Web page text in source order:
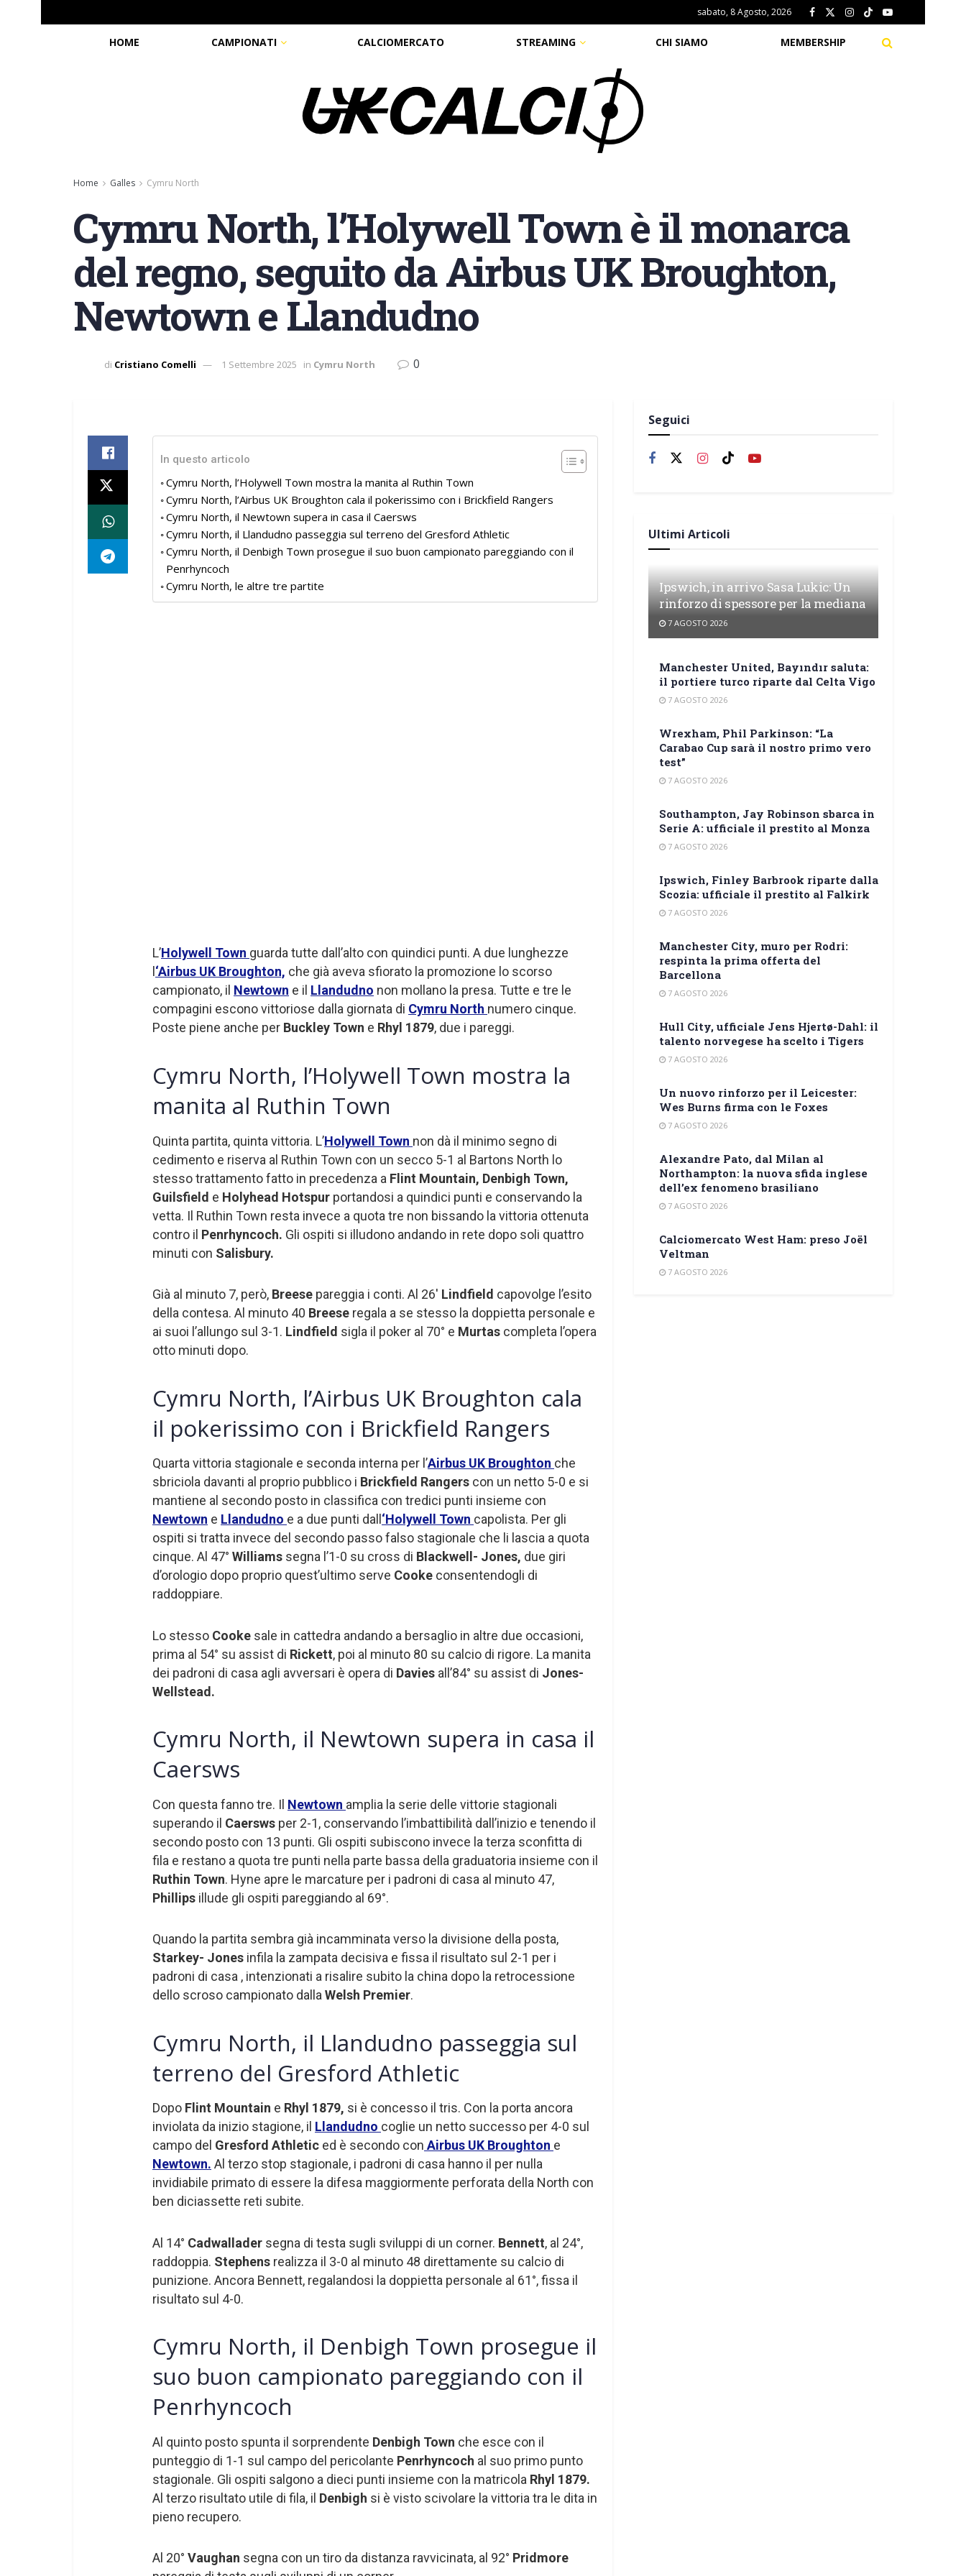
sabato, 8 Agosto, 2026
HOME CAMPIONATI CALCIOMERCATO STREAMING CHI SIAMO MEMBERSHIP
Home Galles Cymru North
Cymru North, l’Holywell Town è il monarca
del regno, seguito da Airbus UK Broughton,
Newtown e Llandudno
di Cristiano Comelli 1 Settembre 2025 in Cymru North 0
In questo articolo
Cymru North, l’Holywell Town mostra la manita al Ruthin Town
Cymru North, l’Airbus UK Broughton cala il pokerissimo con i Brickfield Rangers
Cymru North, il Newtown supera in casa il Caersws
Cymru North, il Llandudno passeggia sul terreno del Gresford Athletic
Cymru North, il Denbigh Town prosegue il suo buon campionato pareggiando con il
Penrhyncoch
Cymru North, le altre tre partite
L’Holywell Town guarda tutte dall’alto con quindici punti. A due lunghezze
‘Airbus UK Broughton, che già aveva sfiorato la promozione lo scorso
campionato, il Newtown e il Llandudno non mollano la presa. Tutte e tre le
compagini escono vittoriose dalla giornata di Cymru North numero cinque.
Poste piene anche per Buckley Town e Rhyl 1879, due i pareggi.
Cymru North, l’Holywell Town mostra la
manita al Ruthin Town
Quinta partita, quinta vittoria. L’Holywell Town non dà il minimo segno di
cedimento e riserva al Ruthin Town con un secco 5-1 al Bartons North lo
stesso trattamento fatto in precedenza a Flint Mountain, Denbigh Town,
Guilsfield e Holyhead Hotspur portandosi a quindici punti e conservando la
vetta. Il Ruthin Town resta invece a quota tre non bissando la vittoria ottenuta
contro il Penrhyncoch. Gli ospiti si illudono andando in rete dopo soli quattro
minuti con Salisbury.
Già al minuto 7, però, Breese pareggia i conti. Al 26′ Lindfield capovolge l’esito
della contesa. Al minuto 40 Breese regala a se stesso la doppietta personale e
ai suoi l’allungo sul 3-1. Lindfield sigla il poker al 70° e Murtas completa l’opera
otto minuti dopo.
Cymru North, l’Airbus UK Broughton cala
il pokerissimo con i Brickfield Rangers
Quarta vittoria stagionale e seconda interna per l’Airbus UK Broughton che
sbriciola davanti al proprio pubblico i Brickfield Rangers con un netto 5-0 e si
mantiene al secondo posto in classifica con tredici punti insieme con
Newtown e Llandudno e a due punti dall ‘Holywell Town capolista. Per gli
ospiti si tratta invece del secondo passo falso stagionale che li lascia a quota
cinque. Al 47° Williams segna l’1-0 su cross di Blackwell- Jones, due giri
d’orologio dopo proprio quest’ultimo serve Cooke consentendogli di
raddoppiare.
Lo stesso Cooke sale in cattedra andando a bersaglio in altre due occasioni,
prima al 54° su assist di Rickett, poi al minuto 80 su calcio di rigore. La manita
dei padroni di casa agli avversari è opera di Davies all’84° su assist di Jones-
Wellstead.
Cymru North, il Newtown supera in casa il
Caersws
Con questa fanno tre. Il Newtown amplia la serie delle vittorie stagionali
superando il Caersws per 2-1, conservando l’imbattibilità dall’inizio e tenendo il
secondo posto con 13 punti. Gli ospiti subiscono invece la terza sconfitta di
fila e restano a quota tre punti nella parte bassa della graduatoria insieme con il
Ruthin Town. Hyne apre le marcature per i padroni di casa al minuto 47,
Phillips illude gli ospiti pareggiando al 69°.
Quando la partita sembra già incamminata verso la divisione della posta,
Starkey- Jones infila la zampata decisiva e fissa il risultato sul 2-1 per i
padroni di casa , intenzionati a risalire subito la china dopo la retrocessione
dello scroso campionato dallaWelsh Premier.
Cymru North, il Llandudno passeggia sul
terreno del Gresford Athletic
Dopo Flint Mountain e Rhyl 1879, si è concesso il tris. Con la porta ancora
inviolata da inizio stagione, il Llandudno coglie un netto successo per 4-0 sul
campo del Gresford Athletic ed è secondo con Airbus UK Broughton e
Newtown. Al terzo stop stagionale, i padroni di casa hanno il per nulla
invidiabile primato di essere la difesa maggiormente perforata della North con
ben diciassette reti subite.
Al 14° Cadwallader segna di testa sugli sviluppi di un corner. Bennett, al 24°,
raddoppia. Stephens realizza il 3-0 al minuto 48 direttamente su calcio di
punizione. Ancora Bennett, regalandosi la doppietta personale al 61°, fissa il
risultato sul 4-0.
Cymru North, il Denbigh Town prosegue il
suo buon campionato pareggiando con il
Penrhyncoch
Al quinto posto spunta il sorprendente Denbigh Town che esce con il
punteggio di 1-1 sul campo del pericolante Penrhyncoch al suo primo punto
stagionale. Gli ospiti salgono a dieci punti insieme con la matricola Rhyl 1879.
Al terzo risultato utile di fila, il Denbigh si è visto scivolare la vittoria tra le dita in
pieno recupero.
Al 20° Vaughan segna con un tiro da distanza ravvicinata, al 92° Pridmore
Seguici
Ultimi Articoli
Ipswich, in arrivo Sasa Lukic: Un
rinforzo di spessore per la mediana
7 AGOSTO 2026
Manchester United, Bayındır saluta:
il portiere turco riparte dal Celta Vigo
7 AGOSTO 2026
Wrexham, Phil Parkinson: “La
Carabao Cup sarà il nostro primo vero
test”
7 AGOSTO 2026
Southampton, Jay Robinson sbarca in
Serie A: ufficiale il prestito al Monza
7 AGOSTO 2026
Ipswich, Finley Barbrook riparte dalla
Scozia: ufficiale il prestito al Falkirk
7 AGOSTO 2026
Manchester City, muro per Rodri:
respinta la prima offerta del
Barcellona
7 AGOSTO 2026
Hull City, ufficiale Jens Hjertø-Dahl: il
talento norvegese ha scelto i Tigers
7 AGOSTO 2026
Un nuovo rinforzo per il Leicester:
Wes Burns firma con le Foxes
7 AGOSTO 2026
Alexandre Pato, dal Milan al
Northampton: la nuova sfida inglese
dell’ex fenomeno brasiliano
7 AGOSTO 2026
Calciomercato West Ham: preso Joël
Veltman
7 AGOSTO 2026